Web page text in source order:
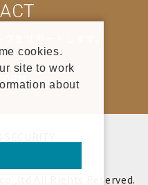
All Rights Reserved.
cookies.
site to work
about